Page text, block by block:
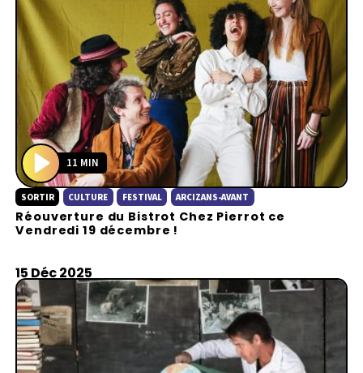
P
l
a
11 MIN
SORTIR CULTURE FESTIVAL ARCIZANS-AVANT
Réouverture du Bistrot Chez Pierrot ce
Vendredi 19 décembre !
15 Déc 2025